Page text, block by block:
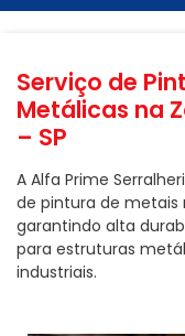
Serviço de
Metálicas na
– SP
A Alfa Prime
de pintura de metais
garantindo alta
para estruturas
industriais.